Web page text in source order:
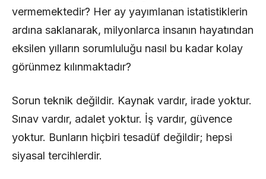
vermemektedir? Her ay yayımlanan istatistiklerin
ardına saklanarak, milyonlarca insanın hayatından
eksilen yılların sorumluluğu nasıl bu kadar kolay
görünmez kılınmaktadır?
Sorun teknik değildir. Kaynak vardır, irade yoktur.
Sınav vardır, adalet yoktur. İş vardır, güvence
yoktur. Bunların hiçbiri tesadüf değildir; hepsi
siyasal tercihlerdir.